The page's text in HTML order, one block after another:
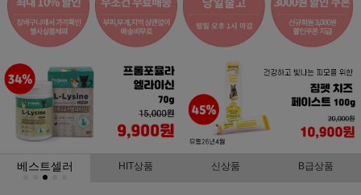
베스트셀러 HIT상품 신상품 B급상품